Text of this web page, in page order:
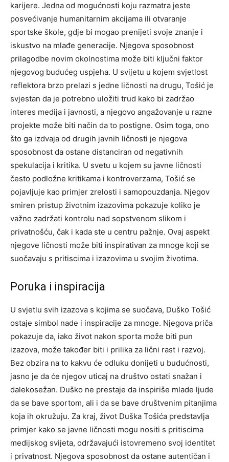
karijere. Jedna od mogućnosti koju razmatra jeste
posvećivanje humanitarnim akcijama ili otvaranje
sportske škole, gdje bi mogao prenijeti svoje znanje i
iskustvo na mlađe generacije. Njegova sposobnost
prilagodbe novim okolnostima može biti ključni faktor
njegovog budućeg uspjeha. U svijetu u kojem svjetlost
reflektora brzo prelazi s jedne ličnosti na drugu, Tošić je
svjestan da je potrebno uložiti trud kako bi zadržao
interes medija i javnosti, a njegovo angažovanje u razne
projekte može biti način da to postigne. Osim toga, ono
što ga izdvaja od drugih javnih ličnosti je njegova
sposobnost da ostane distanciran od negativnih
spekulacija i kritika. U svetu u kojem su javne ličnosti
često podložne kritikama i kontroverzama, Tošić se
pojavljuje kao primjer zrelosti i samopouzdanja. Njegov
smiren pristup životnim izazovima pokazuje koliko je
važno zadržati kontrolu nad sopstvenom slikom i
privatnošću, čak i kada ste u centru pažnje. Ovaj aspekt
njegove ličnosti može biti inspirativan za mnoge koji se
suočavaju s pritiscima i izazovima u svojim životima.
Poruka i inspiracija
U svjetlu svih izazova s kojima se suočava, Duško Tošić
ostaje simbol nade i inspiracije za mnoge. Njegova priča
pokazuje da, iako život nakon sporta može biti pun
izazova, može također biti i prilika za lični rast i razvoj.
Bez obzira na to kakvu će odluku donijeti u budućnosti,
jasno je da će njegov uticaj na društvo ostati snažan i
dalekosežan. Duško ne prestaje da inspiriše mlade ljude
da se bave sportom, ali i da se bave društvenim pitanjima
koja ih okružuju. Za kraj, život Duška Tošića predstavlja
primjer kako se javne ličnosti mogu nositi s pritiscima
medijskog svijeta, održavajući istovremeno svoj identitet
i privatnost. Njegova sposobnost da ostane autentičan i